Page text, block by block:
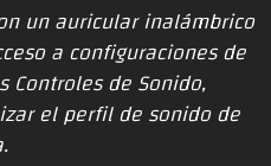
un auricular inalámbrico
a configuraciones de
de Sonido,
el perfil de sonido de